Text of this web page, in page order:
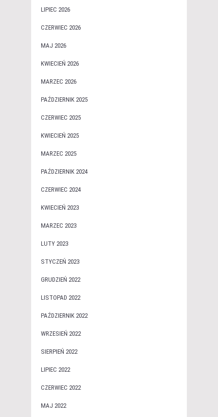
LIPIEC 2026
CZERWIEC 2026
MAJ 2026
KWIECIEŃ 2026
MARZEC 2026
PAŹDZIERNIK 2025
CZERWIEC 2025
KWIECIEŃ 2025
MARZEC 2025
PAŹDZIERNIK 2024
CZERWIEC 2024
KWIECIEŃ 2023
MARZEC 2023
LUTY 2023
STYCZEŃ 2023
GRUDZIEŃ 2022
LISTOPAD 2022
PAŹDZIERNIK 2022
WRZESIEŃ 2022
SIERPIEŃ 2022
LIPIEC 2022
CZERWIEC 2022
MAJ 2022